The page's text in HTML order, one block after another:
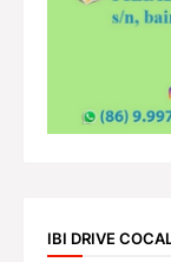
IBI DRIVE